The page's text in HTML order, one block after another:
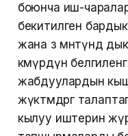
боюнча иш-
бекитилген
жана өз мөөнөтүндө
көмүрдүн
жабдуулардын
жүктөмдөргө
кылуу иштерин